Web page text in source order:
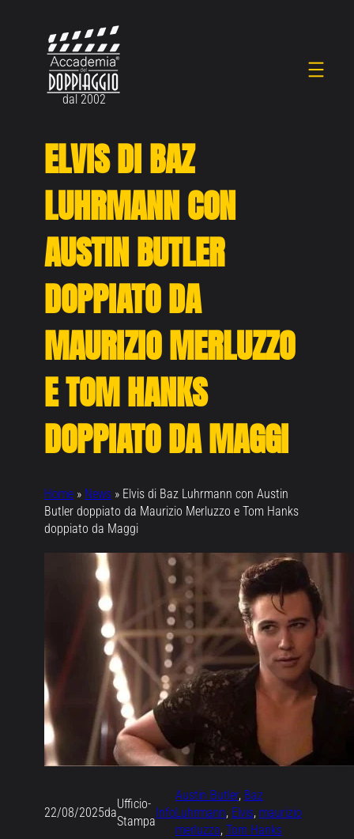
contenuto
dal 2002
ELVIS DI BAZ
LUHRMANN CON
AUSTIN BUTLER
DOPPIATO DA
MAURIZIO MERLUZZO
E TOM HANKS
DOPPIATO DA MAGGI
Home » News » Elvis di Baz Luhrmann con Austin
Butler doppiato da Maurizio Merluzzo e Tom Hanks
doppiato da Maggi
22/08/2025da
Ufficio-
Stampa
Info
Austin Butler, Baz
Luhrmann, Elvis, maurizio
merluzzo, Tom Hanks